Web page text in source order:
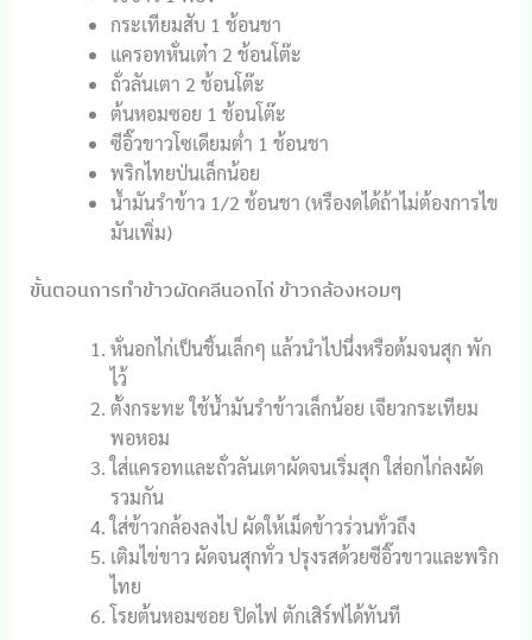
กระเทียมสับ 1 ช้อนชา
แครอทหั่นเต๋า 2 ช้อนโต๊ะ
ถั่วลันเตา 2 ช้อนโต๊ะ
ต้นหอมซอย 1 ช้อนโต๊ะ
ซีอิ๊วขาวโซเดียมต่ำ 1 ช้อนชา
พริกไทยป่นเล็กน้อย
น้ำมันรำข้าว 1/2 ช้อนชา (หรืองดได้ถ้าไม่ต้องการไข
มันเพิ่ม)
ขั้นตอนการทำข้าวผัดคลีนอกไก่ ข้าวกล้องหอมๆ
หั่นอกไก่เป็นชิ้นเล็กๆ แล้วนำไปนึ่งหรือต้มจนสุก พัก
ไว้
ตั้งกระทะ ใช้น้ำมันรำข้าวเล็กน้อย เจียวกระเทียม
พอหอม
ใส่แครอทและถั่วลันเตาผัดจนเริ่มสุก ใส่อกไก่ลงผัด
รวมกัน
ใส่ข้าวกล้องลงไป ผัดให้เม็ดข้าวร่วนทั่วถึง
เติมไข่ขาว ผัดจนสุกทั่ว ปรุงรสด้วยซีอิ๊วขาวและพริก
ไทย
โรยต้นหอมซอย ปิดไฟ ตักเสิร์ฟได้ทันที